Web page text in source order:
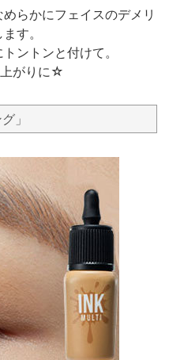
らかにフェイスのデメリ
す。
ントンと付けて。
上がりに☆
」